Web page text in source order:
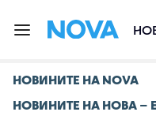
НОВИНИТЕ НА NOVA
НОВИНИТЕ НА НОВА –